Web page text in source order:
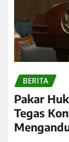
BERITA
Pakar
Tegas